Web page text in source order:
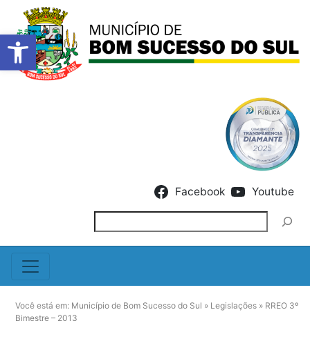
Barra de Ferramentas
Facebook Youtube
Você está em: Município de Bom Sucesso do Sul » Legislações » RREO 3º
Bimestre – 2013